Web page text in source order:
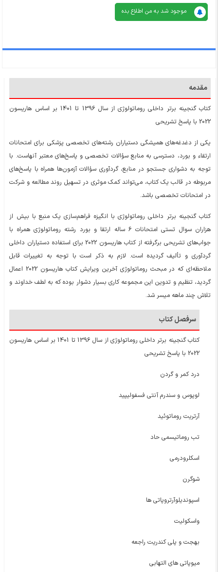
بود
است
موجود شد به من اطلاع بده
مقدمه
کتاب گنجینه برتر داخلی روماتولوژی از سال 1396 تا 1401 بر اساس هاریسون
2022 با پاسخ تشریحی
یکی از دغدغه‌های همیشگی دستیاران رشته‌های تخصصی پزشکی برای امتحانات
ارتقاء و بورد، دسترسی به منابع سؤالات تخصصی و پاسخ‌های معتبر آنهاست. با
توجه به دشواری جستجو در منابع، گردآوری سؤالات آزمون‌ها همراه با پاسخ‌های
مربوطه در قالب یک کتاب، می‌تواند کمک موثری در تسهیل روند مطالعه و شرکت
در امتحانات تخصصی باشد.
کتاب گنجینه برتر داخلی روماتولوژی با انگیزه فراهم‌سازی یک منبع با بیش از
هزاران سوال تستی امتحانات 6 ساله ارتقا و بورد رشته روماتولوژی همراه با
جواب‌های تشریحی برگرفته از کتاب هاریسون 2022 برای استفاده دستیاران داخلی
گردآوری و تألیف گردیده است. لازم به ذکر است با توجه به تغییرات قابل
ملاحظه‌ای که در مبحث روماتولوژی آخرین ویرایش کتاب هاریسون 2022 اعمال
گردید، تنظیم و تدوین این مجموعه کاری بسیار دشوار بوده که به لطف خداوند و
تلاش چند ماهه میسر شد.
سرفصل کتاب
کتاب گنجینه برتر داخلی روماتولوژی از سال 1396 تا 1401 بر اساس هاریسون
2022 با پاسخ تشریحی
درد کمر و گردن
لوپوس و سندرم آنتی فسفولیپید
آرتریت روماتوئید
تب روماتیسمی حاد
اسکلرودرمی
شوگرن
اسپوندیلوآرتروپاتی ها
واسکولیت
بهجت و پلی کندریت راجعه
میوپاتی های التهابی